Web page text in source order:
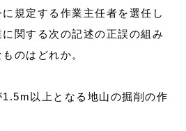
規定する作業主任者を選任し
関する次の記述の正誤の組み
のはどれか。
以上となる地山の掘削の作